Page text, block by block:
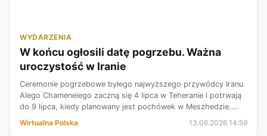
WYDARZENIA
W końcu ogłosili datę pogrzebu. Ważna
uroczystość w Iranie
Ceremonie pogrzebowe byłego najwyższego przywódcy Iranu
Alego Chameneiego zaczną się 4 lipca w Teheranie i potrwają
do 9 lipca, kiedy planowany jest pochówek w Meszhedzie.
Terminy ogłosiła irańska telewizja państwowa.
Wirtualna Polska 13.06.2026 14:59